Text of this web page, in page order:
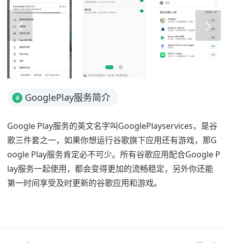
# GooglePlay服务简介
Google Play服务的英文名字叫GooglePlayservices，是谷
歌三件套之一，如果你想运行谷歌旗下应用还有游戏，那G
oogle Play服务肯定必不可少。所有谷歌应用配合Google P
lay服务一起使用，都会变得更加的流畅稳定，另外你还能
第一时间享受及时更新的谷歌应用和游戏。